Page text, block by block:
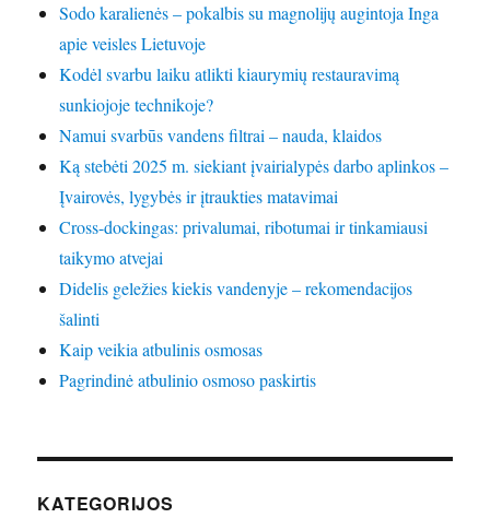
Sodo karalienės – pokalbis su magnolijų augintoja Inga
apie veisles Lietuvoje
Kodėl svarbu laiku atlikti kiaurymių restauravimą
sunkiojoje technikoje?
Namui svarbūs vandens filtrai – nauda, klaidos
Ką stebėti 2025 m. siekiant įvairialypės darbo aplinkos –
Įvairovės, lygybės ir įtraukties matavimai
Cross-dockingas: privalumai, ribotumai ir tinkamiausi
taikymo atvejai
Didelis geležies kiekis vandenyje – rekomendacijos
šalinti
Kaip veikia atbulinis osmosas
Pagrindinė atbulinio osmoso paskirtis
KATEGORIJOS